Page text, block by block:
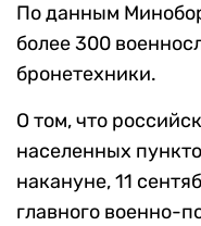
По данным
более 300
бронетехники.
О том, что
населенных
накануне, 11
главного военно-